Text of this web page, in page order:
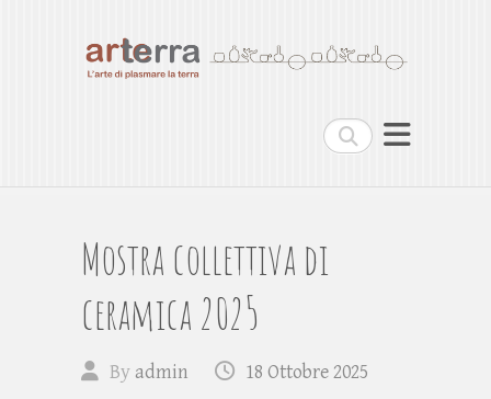
Cerca
Arterra
Mostra collettiva di
ceramica 2025
By admin
18 Ottobre 2025